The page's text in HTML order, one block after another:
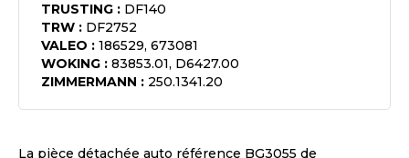
TRUSTING : DF140
TRW : DF2752
VALEO : 186529, 673081
WOKING : 83853.01, D6427.00
ZIMMERMANN : 250.1341.20
La pièce détachée auto référence BG3055 de